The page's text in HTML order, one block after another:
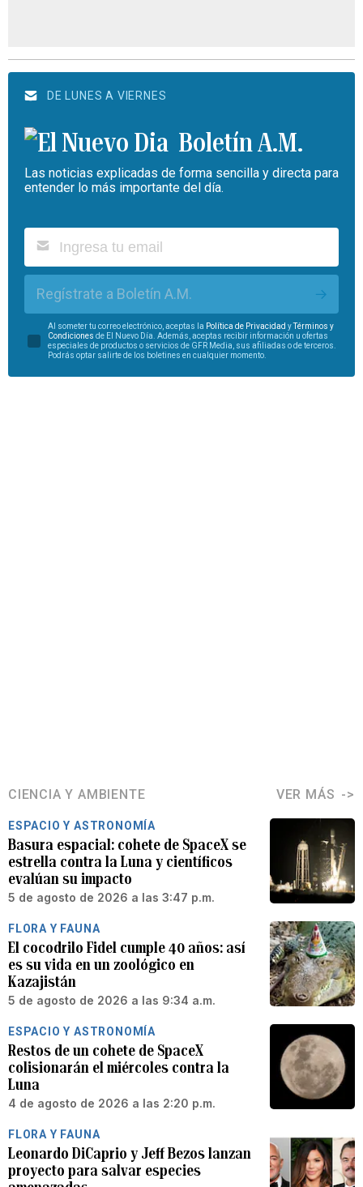
DE LUNES A VIERNES
Boletín A.M.
Las noticias explicadas de forma sencilla y directa para
entender lo más importante del día.
Regístrate a Boletín A.M.
Al someter tu correo electrónico, aceptas la Política de Privacidad yTérminos y
Condiciones de El Nuevo Día. Además, aceptas recibir información u ofertas
especiales de productos o servicios de GFR Media, sus afiliadas o de terceros.
Podrás optar salirte de los boletines en cualquier momento.
CIENCIA Y AMBIENTE VER MÁS
ESPACIO Y ASTRONOMÍA
Basura espacial: cohete de SpaceX se
estrella contra la Luna y científicos
evalúan su impacto
5 de agosto de 2026 a las 3:47 p.m.
FLORA Y FAUNA
El cocodrilo Fidel cumple 40 años: así
es su vida en un zoológico en
Kazajistán
5 de agosto de 2026 a las 9:34 a.m.
ESPACIO Y ASTRONOMÍA
Restos de un cohete de SpaceX
colisionarán el miércoles contra la
Luna
4 de agosto de 2026 a las 2:20 p.m.
FLORA Y FAUNA
Leonardo DiCaprio y Jeff Bezos lanzan
proyecto para salvar especies